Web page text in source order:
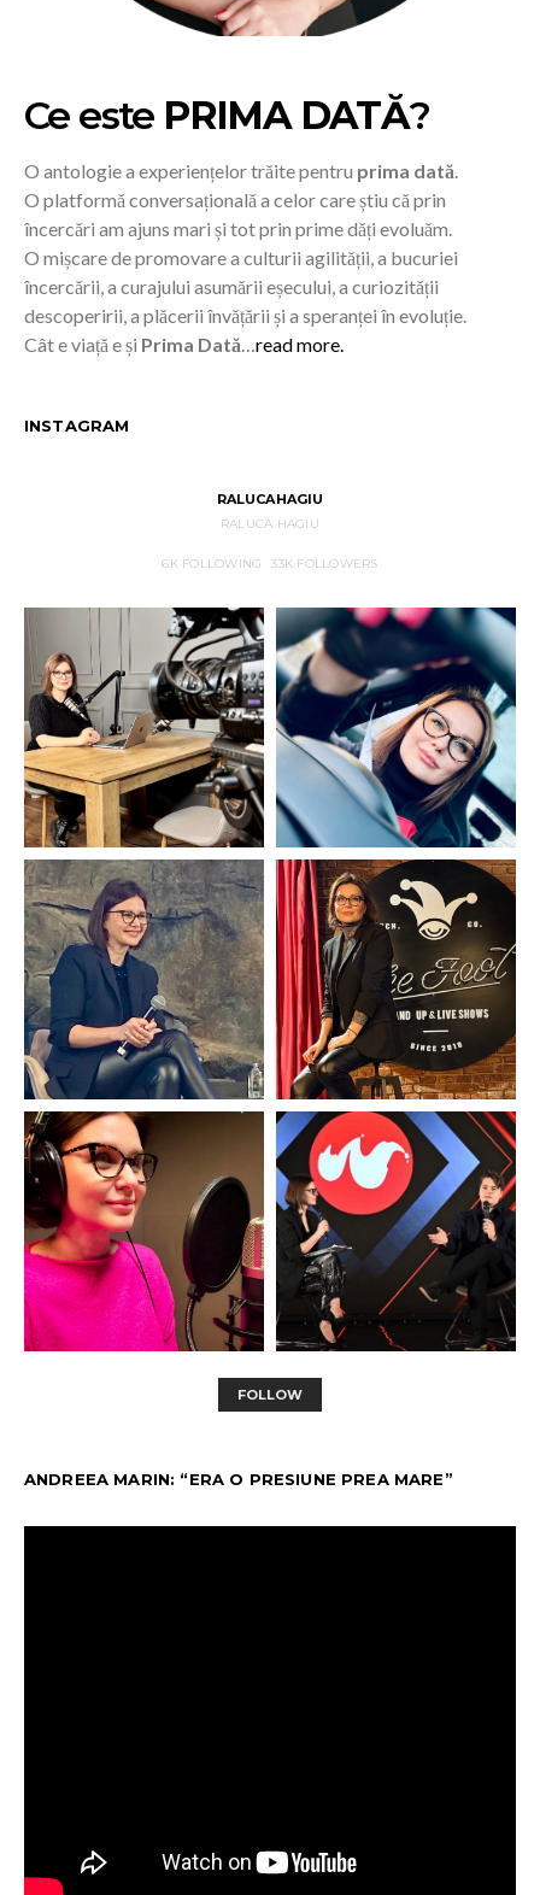
Ce este PRIMA DATĂ?
O antologie a experiențelor trăite pentru prima dată.
O platformă conversațională a celor care știu că prin
încercări am ajuns mari și tot prin prime dăți evoluăm.
O mișcare de promovare a culturii agilității, a bucuriei
încercării, a curajului asumării eșecului, a curiozității
descoperirii, a plăcerii învățării și a speranței în evoluție.
Cât e viață e și Prima Dată…read more.
INSTAGRAM
RALUCAHAGIU
RALUCA HAGIU
6KFOLLOWING 33K FOLLOWERS
FOLLOW
ANDREEA MARIN: “ERA O PRESIUNE PREA MARE”